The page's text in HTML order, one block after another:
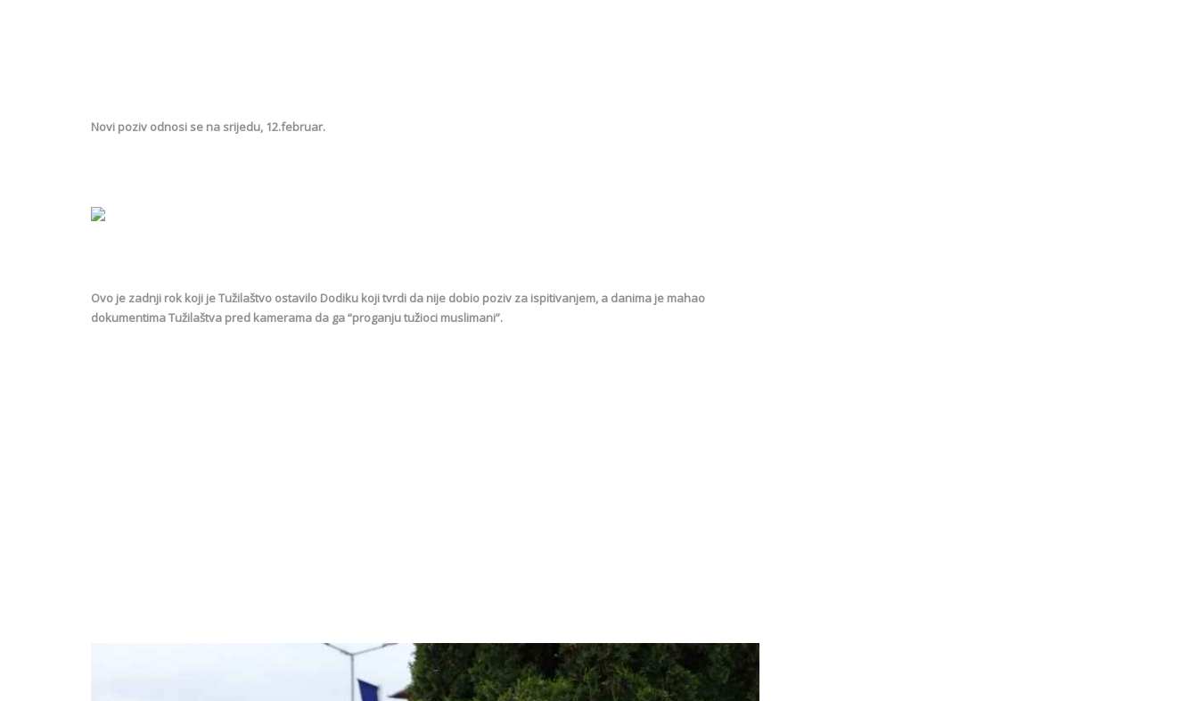
Novi poziv odnosi se na srijedu, 12.februar.
Ovo je zadnji rok koji je Tužilaštvo ostavilo Dodiku koji tvrdi da nije dobio poziv za ispitivanjem, a danima je mahao
dokumentima Tužilaštva pred kamerama da ga “proganju tužioci muslimani”.